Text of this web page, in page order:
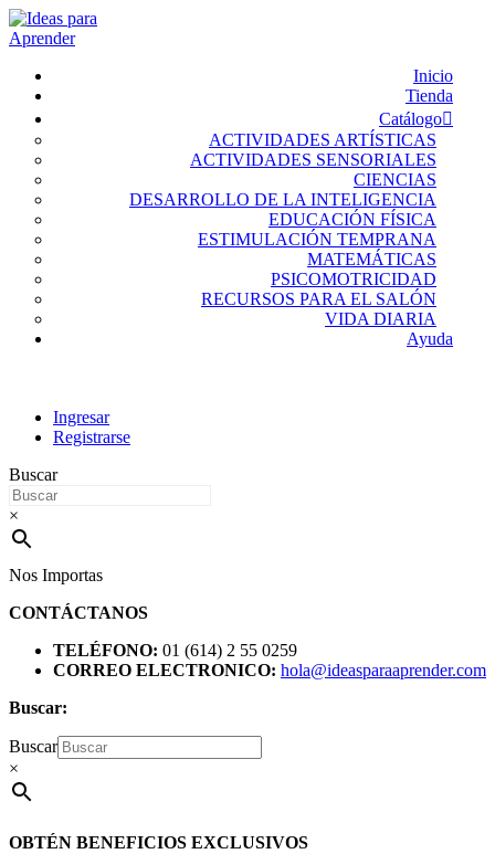
Inicio
Tienda
Catálogo
ACTIVIDADES ARTÍSTICAS
ACTIVIDADES SENSORIALES
CIENCIAS
DESARROLLO DE LA INTELIGENCIA
EDUCACIÓN FÍSICA
ESTIMULACIÓN TEMPRANA
MATEMÁTICAS
PSICOMOTRICIDAD
RECURSOS PARA EL SALÓN
VIDA DIARIA
Ayuda
Ingresar
Registrarse
Buscar
×
Nos Importas
CONTÁCTANOS
TELÉFONO: 01 (614) 2 55 0259
CORREO ELECTRONICO: hola@ideasparaaprender.com
Buscar:
Buscar
×
OBTÉN BENEFICIOS EXCLUSIVOS